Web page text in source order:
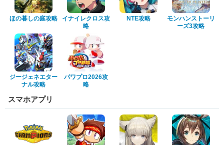
ほの暮しの庭攻略
イナイレクロス攻
略
NTE攻略
モンハンストーリ
ーズ3攻略
ジージェネエター
ナル攻略
パワプロ2026攻
略
スマホアプリ